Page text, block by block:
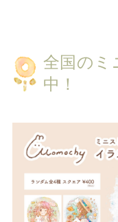
全国のミ
中！